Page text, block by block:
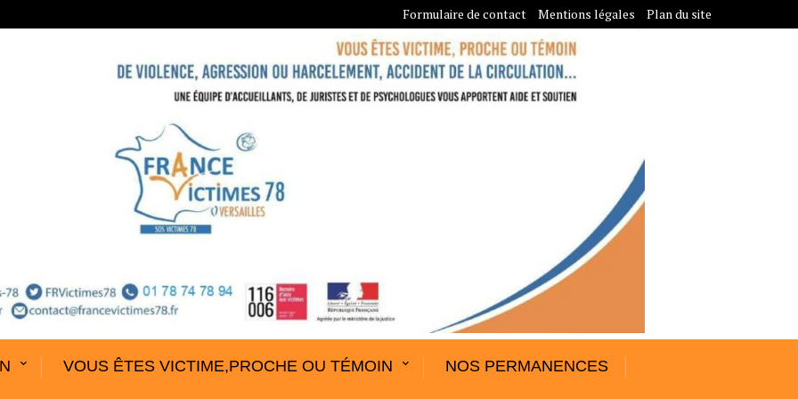
Formulaire de contact Mentions légales Plan du site
VOUS ÊTES VICTIME,PROCHE OU TÉMOIN NOS PERMANENCES